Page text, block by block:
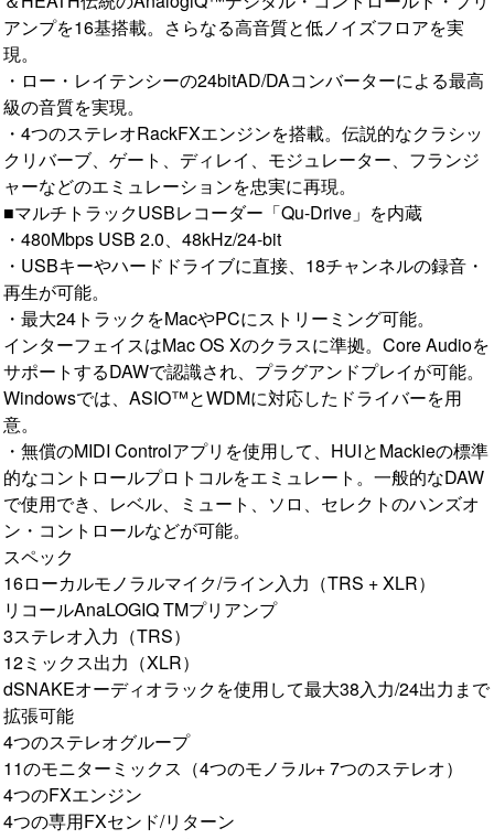
アンプを16基搭載。さらなる高音質と低ノイズフロアを実
現。
・ロー・レイテンシーの24bitAD/DAコンバーターによる最高
級の音質を実現。
・4つのステレオRackFXエンジンを搭載。伝説的なクラシッ
クリバーブ、ゲート、ディレイ、モジュレーター、フランジ
ャーなどのエミュレーションを忠実に再現。
■マルチトラックUSBレコーダー「Qu-Drive」を内蔵
・480Mbps USB 2.0、48kHz/24-bit
・USBキーやハードドライブに直接、18チャンネルの録音・
再生が可能。
・最大24トラックをMacやPCにストリーミング可能。
インターフェイスはMac OS Xのクラスに準拠。Core Audioを
サポートするDAWで認識され、プラグアンドプレイが可能。
Windowsでは、ASIO™とWDMに対応したドライバーを用
意。
・無償のMIDI Controlアプリを使用して、HUIとMackieの標準
的なコントロールプロトコルをエミュレート。一般的なDAW
で使用でき、レベル、ミュート、ソロ、セレクトのハンズオ
ン・コントロールなどが可能。
スペック
16ローカルモノラルマイク/ライン入力（TRS + XLR）
リコールAnaLOGIQ TMプリアンプ
3ステレオ入力（TRS）
12ミックス出力（XLR）
dSNAKEオーディオラックを使用して最大38入力/24出力まで
拡張可能
4つのステレオグループ
11のモニターミックス（4つのモノラル+ 7つのステレオ）
4つのFXエンジン
4つの専用FXセンド/リターン